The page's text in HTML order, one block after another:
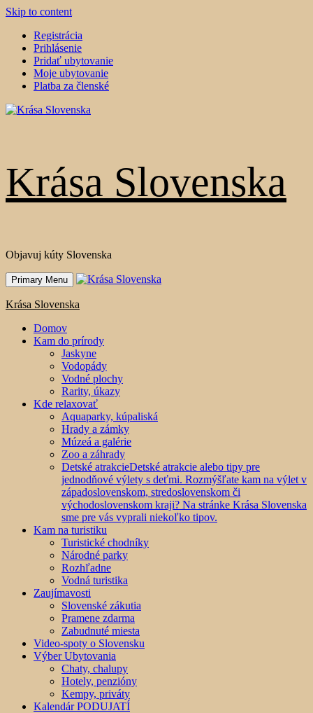
Skip to content
Registrácia
Prihlásenie
Pridať ubytovanie
Moje ubytovanie
Platba za členské
Krása Slovenska
Objavuj kúty Slovenska
Primary Menu
Krása Slovenska
Domov
Kam do prírody
Jaskyne
Vodopády
Vodné plochy
Rarity, úkazy
Kde relaxovať
Aquaparky, kúpaliská
Hrady a zámky
Múzeá a galérie
Zoo a záhrady
Detské atrakcieDetské atrakcie alebo tipy pre
jednodňové výlety s deťmi. Rozmýšľate kam na výlet v
západoslovenskom, stredoslovenskom či
východoslovenskom kraji? Na stránke Krása Slovenska
sme pre vás vyprali niekoľko tipov.
Kam na turistiku
Turistické chodníky
Národné parky
Rozhľadne
Vodná turistika
Zaujímavosti
Slovenské zákutia
Pramene zdarma
Zabudnuté miesta
Video-spoty o Slovensku
Výber Ubytovania
Chaty, chalupy
Hotely, penzióny
Kempy, priváty
Kalendár PODUJATÍ